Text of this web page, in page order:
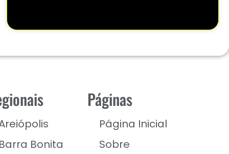
Bonita
Páginas
Página Inicial
Sobre